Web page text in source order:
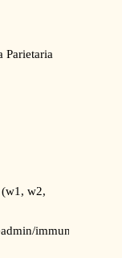
Parietaria
w2,
immunologie/